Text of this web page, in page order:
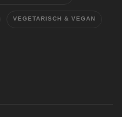
VEGETARISCH & VEGAN